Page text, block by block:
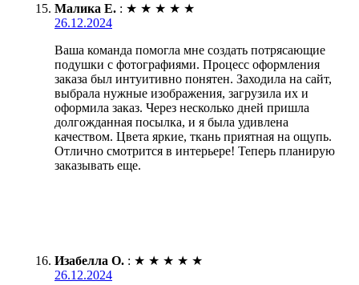
Малика Е. : ★ ★ ★ ★ ★
26.12.2024
Ваша команда помогла мне создать потрясающие
подушки с фотографиями. Процесс оформления
заказа был интуитивно понятен. Заходила на сайт,
выбрала нужные изображения, загрузила их и
оформила заказ. Через несколько дней пришла
долгожданная посылка, и я была удивлена
качеством. Цвета яркие, ткань приятная на ощупь.
Отлично смотрится в интерьере! Теперь планирую
заказывать еще.
Изабелла О. : ★ ★ ★ ★ ★
26.12.2024